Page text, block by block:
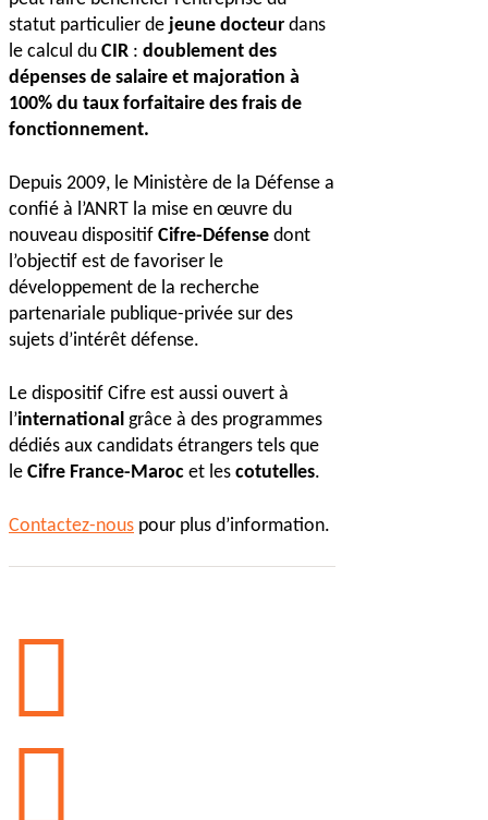
statut particulier de jeune docteur dans
le calcul du CIR : doublement des
dépenses de salaire et majoration à
100% du taux forfaitaire des frais de
fonctionnement.
Depuis 2009, le Ministère de la Défense a
confié à l’ANRT la mise en œuvre du
nouveau dispositif Cifre-Défense dont
l’objectif est de favoriser le
développement de la recherche
partenariale publique-privée sur des
sujets d’intérêt défense.
Le dispositif Cifre est aussi ouvert à
l’international grâce à des programmes
dédiés aux candidats étrangers tels que
le Cifre France-Maroc et les cotutelles.
Contactez-nous pour plus d’information.